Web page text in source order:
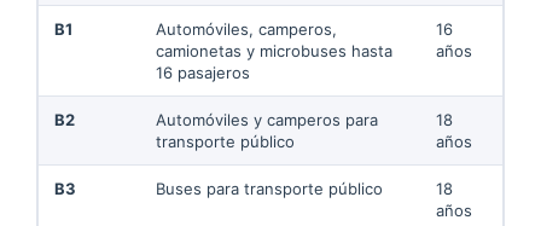
B1
Automóviles, camperos,
camionetas y microbuses hasta
16 pasajeros
16
años
B2
Automóviles y camperos para
transporte público
18
años
B3 Buses para transporte público
18
años